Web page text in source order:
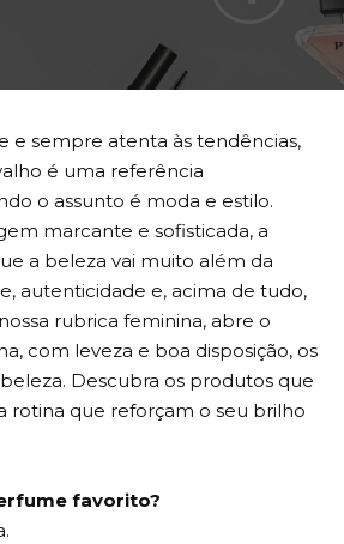
e sempre atenta às tendências,
é uma referência
o assunto é moda e estilo.
marcante e sofisticada, a
a beleza vai muito além da
autenticidade e, acima de tudo,
rubrica feminina, abre o
com leveza e boa disposição, os
Descubra os produtos que
rotina que reforçam o seu brilho
favorito?